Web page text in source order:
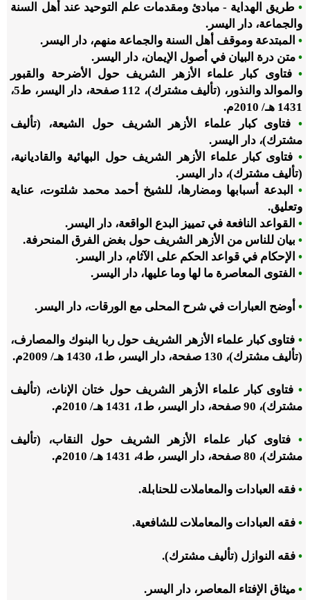
• طريق الهداية - مبادئ ومقدمات علم التوحيد عند أهل السنة
والجماعة، دار اليسر.
• المبتدعة وموقف أهل السنة والجماعة منهم، دار اليسر.
• متن درة البيان في أصول الإيمان، دار اليسر.
• فتاوى كبار علماء الأزهر الشريف حول الأضرحة والقبور
والموالد والنذور، (تأليف مشترك)، 112 صفحة، دار اليسر، ط5،
1431 هـ
/ 2010م.
• فتاوى كبار علماء الأزهر الشريف حول الشيعة، (تأليف
مشترك)، دار اليسر.
• فتاوى كبار علماء الأزهر الشريف حول البهائية والقاديانية،
(تأليف مشترك)، دار اليسر.
• البدعة أسبابها ومضارها، للشيخ أحمد محمد شلتوت، عناية
وتعليق.
• القواعد النافعة في تمييز البدع الواقعة، دار اليسر.
• بيان للناس من الأزهر الشريف حول بغض الفرق المنحرفة.
• الإحكام في قواعد الحكم على الآثام، دار اليسر.
• الفتوى المعاصرة ما لها وما عليها، دار اليسر.
• أوضح العبارات في شرح المحلى مع الورقات، دار اليسر.
• فتاوى كبار علماء الأزهر الشريف حول ربا البنوك والمصارف،
(تأليف مشترك)، 130 صفحة، دار اليسر، ط1، 1430 هـ
/ 2009م.
• فتاوى كبار علماء الأزهر الشريف حول ختان الإناث، (تأليف
مشترك)، 90 صفحة، دار اليسر، ط1، 1431 هـ
/ 2010م.
• فتاوى كبار علماء الأزهر الشريف حول النقاب، (تأليف
مشترك)، 80 صفحة، دار اليسر، ط4، 1431 هـ
/ 2010م.
• فقه العبادات والمعاملات للحنابلة.
• فقه العبادات والمعاملات للشافعية.
• فقه النوازل (تأليف مشترك).
• ميثاق الإفتاء المعاصر، دار اليسر.